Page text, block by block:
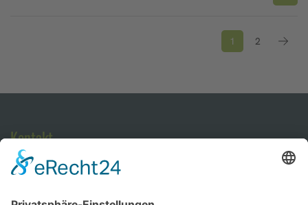
1 2
Kontakt
Verwaltungsbüro Pastoraler Raum Ochsenfurt
Pfarrgasse 6